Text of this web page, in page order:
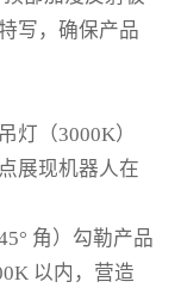
写，确保产品
灯（3000K）
展现机器人在
角）勾勒产品
以内，营造